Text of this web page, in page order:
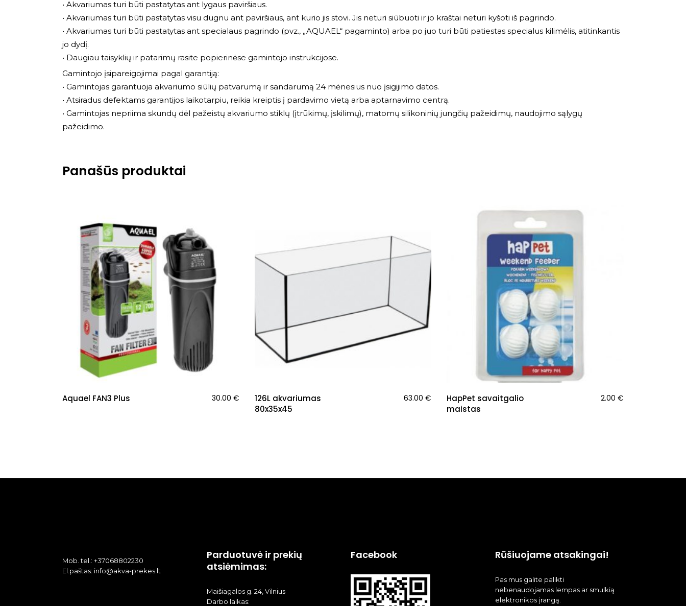
• Akvariumas turi būti pastatytas ant lygaus paviršiaus.
• Akvariumas turi būti pastatytas visu dugnu ant paviršiaus, ant kurio jis stovi. Jis neturi siūbuoti ir jo kraštai neturi kyšoti iš pagrindo.
• Akvariumas turi būti pastatytas ant specialaus pagrindo (pvz., „AQUAEL“ pagaminto) arba po juo turi būti patiestas specialus kilimėlis, atitinkantis
jo dydį.
• Daugiau taisyklių ir patarimų rasite popierinėse gamintojo instrukcijose.
Gamintojo įsipareigojimai pagal garantiją:
• Gamintojas garantuoja akvariumo siūlių patvarumą ir sandarumą 24 mėnesius nuo įsigijimo datos.
• Atsiradus defektams garantijos laikotarpiu, reikia kreiptis į pardavimo vietą arba aptarnavimo centrą.
• Gamintojas nepriima skundų dėl pažeistų akvariumo stiklų (įtrūkimų, įskilimų), matomų silikoninių jungčių pažeidimų, naudojimo sąlygų
pažeidimo.
Panašūs produktai
Aquael FAN3 Plus 30.00 €
126L akvariumas
80x35x45
63.00€
HapPet savaitgalio
maistas
2.00 €
Mob. tel.: +37068802230
El.paštas: info@akva-prekes.lt
Parduotuvė ir prekių
atsiėmimas:
Maišiagalos g. 24, Vilnius
Darbo laikas:
Facebook Rūšiuojame atsakingai!
Pas mus galite palikti
nebenaudojamas lempas ar smulkią
elektronikos įrangą.